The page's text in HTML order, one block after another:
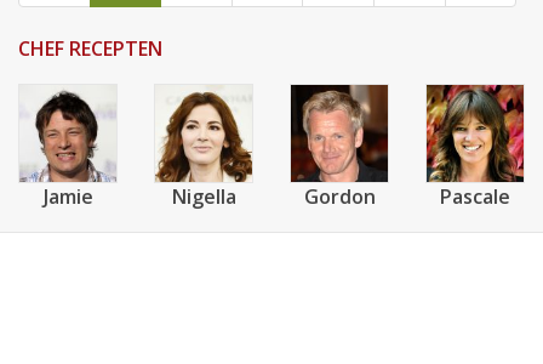
CHEF RECEPTEN
Jamie Nigella Gordon Pascale